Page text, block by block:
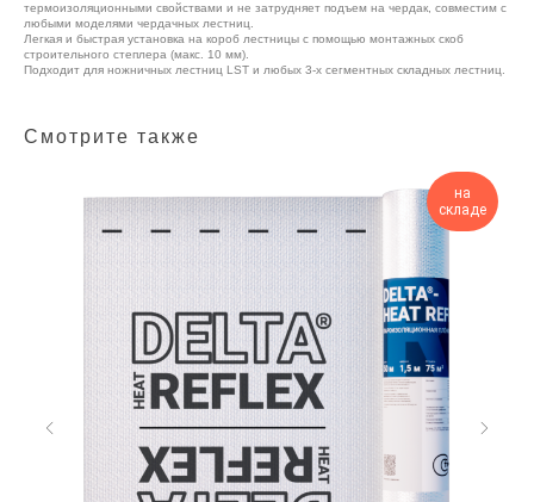
термоизоляционными свойствами и не затрудняет подъем на чердак, совместим с
любыми моделями чердачных лестниц.
Легкая и быстрая установка на короб лестницы с помощью монтажных скоб
строительного степлера (макс. 10 мм).
Подходит для ножничных лестниц LST и любых 3-х сегментных складных лестниц.
Смотрите также
на
складе